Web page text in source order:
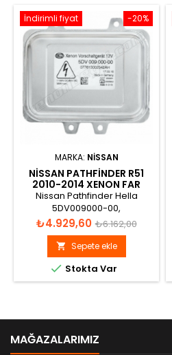
-20%
İndirimli fiyat
MARKA: NISSAN
NISSAN PATHFINDER R51
2010-2014 XENON FAR
BEYNI 284745X00A
Nissan Pathfinder Hella
5DV009000-00,
5DV00900000, 284745X00A,
28474-5X00A Xenon Far
Beyni
Fiyat
₺4.929,60 Normal
fiyat
₺6.162,00
 Sepete ekle
 Stokta Var
MAĞAZALARIMIZ